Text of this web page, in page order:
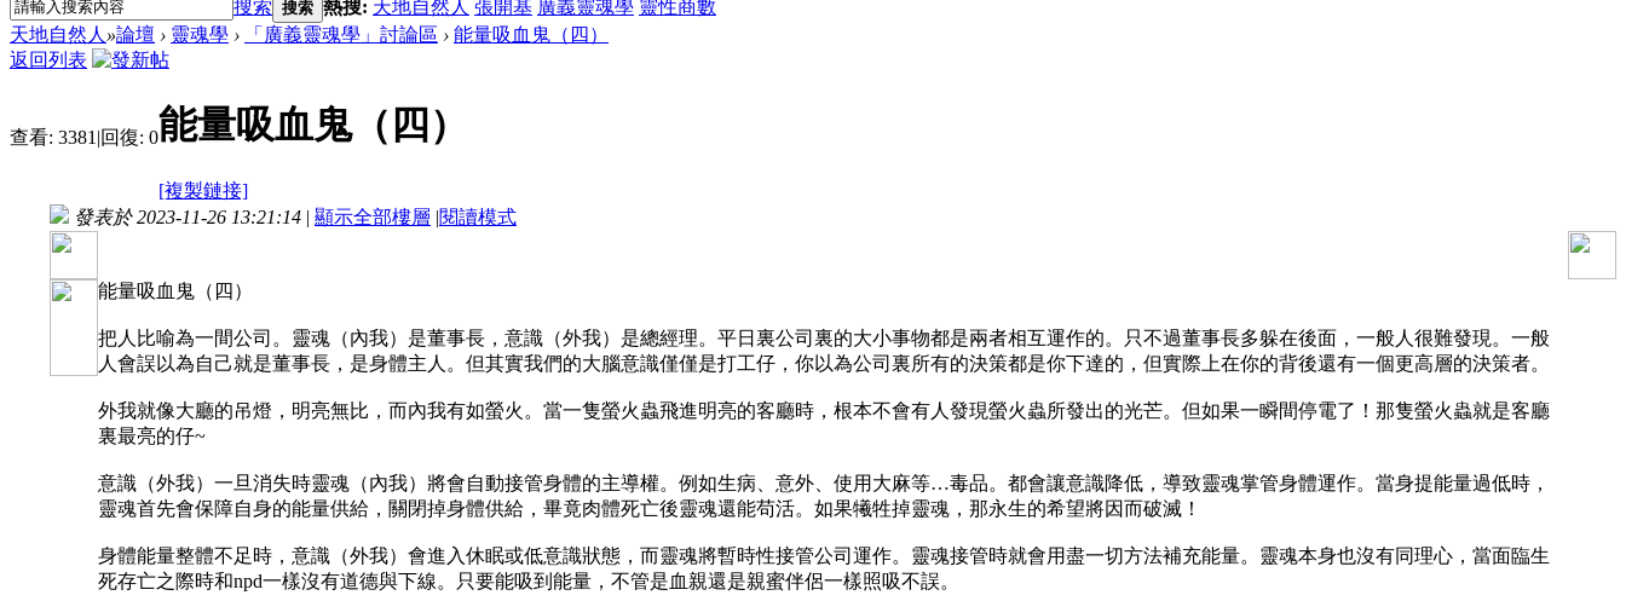
搜索 搜索 熱搜: 天地自然人 張開基 廣義靈魂學 靈性商數
天地自然人 »論壇 › 靈魂學 › 「廣義靈魂學」討論區 › 能量吸血鬼（四）
返回列表
查看: 3381 |回復: 0能量吸血鬼（四）
[複製鏈接]
發表於 2023-11-26 13:21:14 | 顯示全部樓層 |閱讀模式
能量吸血鬼（四）
把人比喻為一間公司。靈魂（內我）是董事長，意識（外我）是總經理。平日裏公司裏的大小事物都是兩者相互運作的。只不過董事長多躲在後面，一般人很難發現。一般
人會誤以為自己就是董事長，是身體主人。但其實我們的大腦意識僅僅是打工仔，你以為公司裏所有的決策都是你下達的，但實際上在你的背後還有一個更高層的決策者。
外我就像大廳的吊燈，明亮無比，而內我有如螢火。當一隻螢火蟲飛進明亮的客廳時，根本不會有人發現螢火蟲所發出的光芒。但如果一瞬間停電了！那隻螢火蟲就是客廳
裏最亮的仔~
意識（外我）一旦消失時靈魂（內我）將會自動接管身體的主導權。例如生病、意外、使用大麻等…毒品。都會讓意識降低，導致靈魂掌管身體運作。當身提能量過低時，
靈魂首先會保障自身的能量供給，關閉掉身體供給，畢竟肉體死亡後靈魂還能苟活。如果犧牲掉靈魂，那永生的希望將因而破滅！
身體能量整體不足時，意識（外我）會進入休眠或低意識狀態，而靈魂將暫時性接管公司運作。靈魂接管時就會用盡一切方法補充能量。靈魂本身也沒有同理心，當面臨生
死存亡之際時和npd一樣沒有道德與下線。只要能吸到能量，不管是血親還是親蜜伴侶一樣照吸不誤。